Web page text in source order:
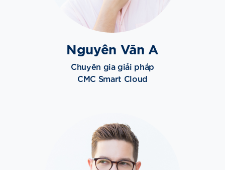
Nguyên Văn A
Chuyên gia giải pháp
CMC Smart Cloud